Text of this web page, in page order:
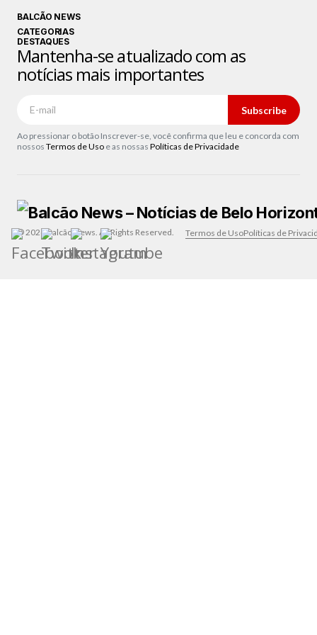
BALCÃO NEWS
CATEGORIAS
DESTAQUES
Mantenha-se atualizado com as
notícias mais importantes
Subscribe
Ao pressionar o botão Inscrever-se, você confirma que leu e concorda com
nossos Termos de Uso e as nossas Políticas de Privacidade
© 2026 Balcão News. All Rights Reserved. Termos de UsoPolíticas de